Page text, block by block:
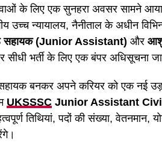
के लिए एक सुनहरा अवसर सामने
न्यायालय, नैनीताल के अधीन
सहायक (Junior Assistant) और
सीधी भर्ती के लिए एक बंपर अधिसूचना
बनकर अपने करियर को एक नई
UKSSSC Junior Assistant
तिथियां, पदों की संख्या, वेतनमान,